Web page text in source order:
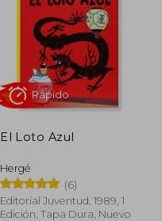
El Loto Azul
Hergé
(6)
Editorial Juventud, 1989, 1
Edición, Tapa Dura, Nuevo